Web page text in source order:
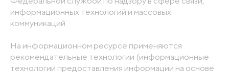
информационных технологий и массовых
коммуникаций
На информационном ресурсе применяются
рекомендательные технологии (информационные
технологии предоставления информации на основе